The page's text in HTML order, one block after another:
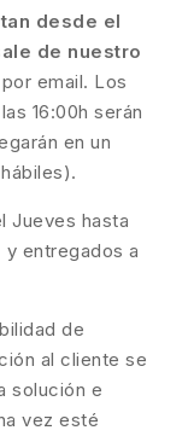
desde el
de nuestro
email. Los
16:00h serán
en un
Jueves hasta
entregados a
de
al cliente se
solución e
vez esté